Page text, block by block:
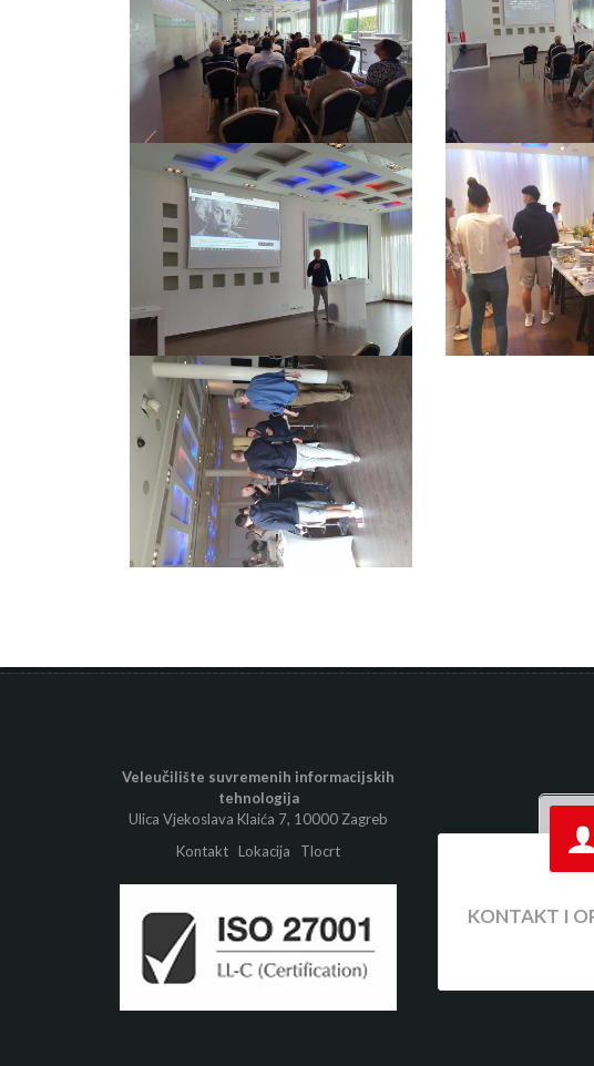
Veleučilište suvremenih informacijskih
tehnologija
Ulica Vjekoslava Klaića 7, 10000 Zagreb
Kontakt Lokacija Tlocrt
KONTAKT I